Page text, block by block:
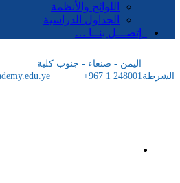
اللوائح والأنظمة
الجداول الدراسية
إتصـــل بنــا …
اليمن - صنعاء - جنوب كلية
الشرطة+967 1 248001